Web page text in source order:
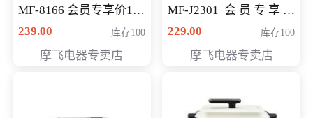
MF-8166 会员专享价168
元
239.00 库存100
摩飞电器专卖店
MF-J2301 会员专享价
168元
229.00 库存100
摩飞电器专卖店